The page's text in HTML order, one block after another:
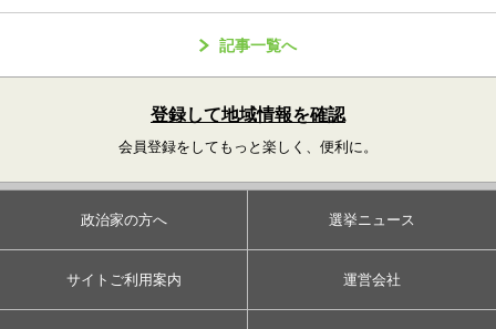
記事一覧へ
登録して地域情報を確認
会員登録をしてもっと楽しく、便利に。
政治家の方へ 選挙ニュース
サイトご利用案内 運営会社